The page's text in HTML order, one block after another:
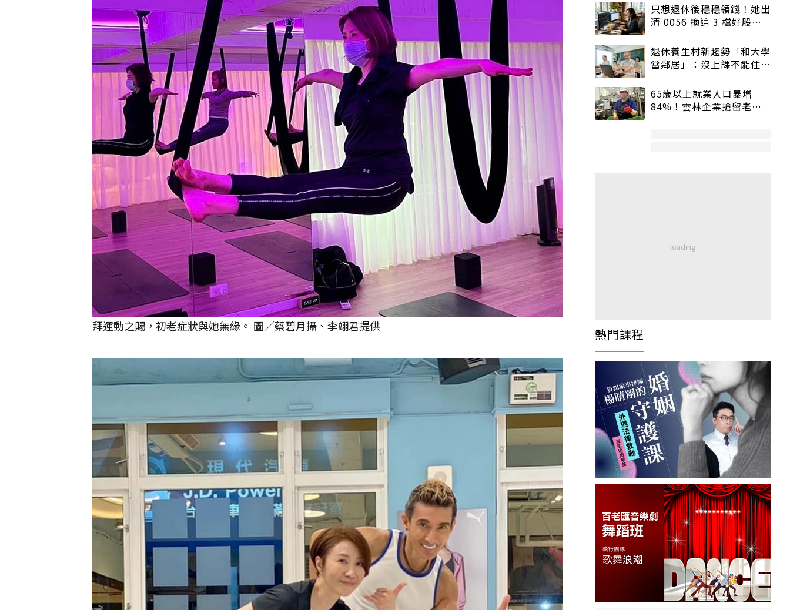
拜運動之賜，初老症狀與她無緣。 圖／蔡碧月攝、李翊君提供
只想退休後穩穩領錢！她出
清 0056 換這 3 檔好股：
退休養生村新趨勢「和大學
當鄰居」：沒上課不能住、
65歲以上就業人口暴增
84%！雲林企業搶留老員
熱門課程